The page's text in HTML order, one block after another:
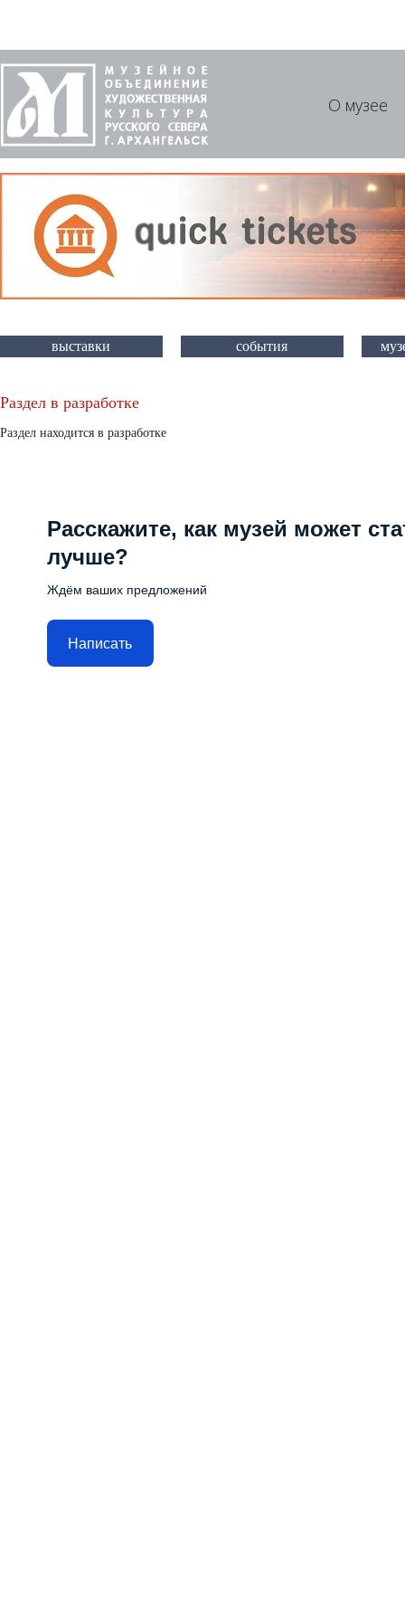
О музее
выставки события
Раздел в разработке
Раздел находится в разработке
Расскажите, как музей может
лучше?
Ждём ваших предложений
Написать